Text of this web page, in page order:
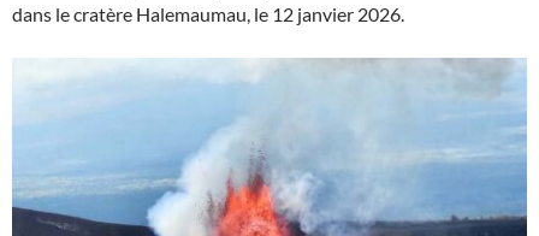
dans le cratère Halemaumau, le 12 janvier 2026.